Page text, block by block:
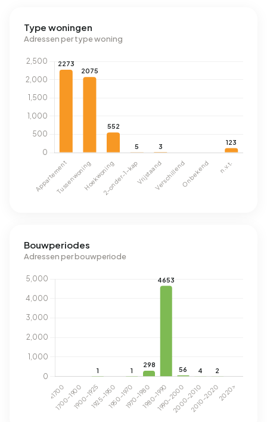
Type woningen
Adressen per type woning
Bouwperiodes
Adressen per bouwperiode